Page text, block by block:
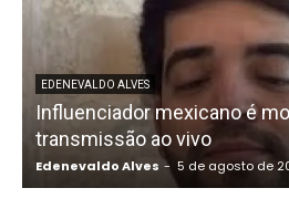
EDENEVALDO ALVES
Influenciador mexicano é
transmissão ao vivo
Edenevaldo Alves - 5 de agosto de